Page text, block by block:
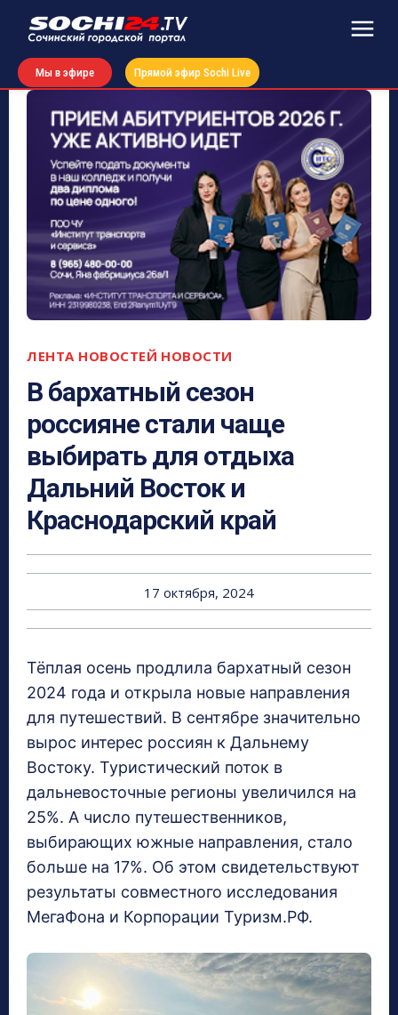
Мы в эфире Прямой эфир Sochi Live
ЛЕНТА НОВОСТЕЙ НОВОСТИ
В бархатный сезон
россияне стали чаще
выбирать для отдыха
Дальний Восток и
Краснодарский край
17 октября, 2024
Тёплая осень продлила бархатный сезон
2024 года и открыла новые направления
для путешествий. В сентябре значительно
вырос интерес россиян к Дальнему
Востоку. Туристический поток в
дальневосточные регионы увеличился на
25%. А число путешественников,
выбирающих южные направления, стало
больше на 17%. Об этом свидетельствуют
результаты совместного исследования
МегаФона и Корпорации Туризм.РФ.